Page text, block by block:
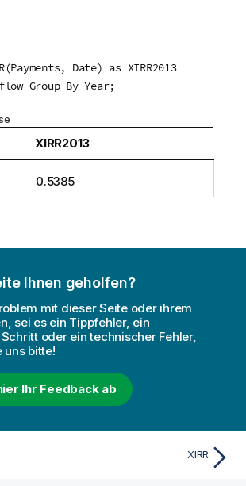
Date) as XIRR2013
Group By Year;
XIRR2013
0.5385
Ihnen geholfen?
mit dieser Seite oder ihrem
sei es ein Tippfehler, ein
oder ein technischer Fehler,
uns bitte!
Ihr Feedback ab
XIRR